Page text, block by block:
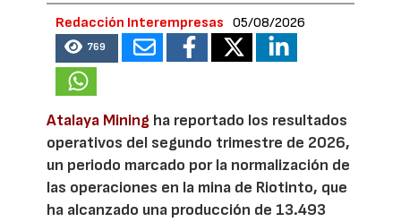
Redacción Interempresas 05/08/2026
769
Atalaya Mining ha reportado los resultados
operativos del segundo trimestre de 2026,
un periodo marcado por la normalización de
las operaciones en la mina de Riotinto, que
ha alcanzado una producción de 13.493